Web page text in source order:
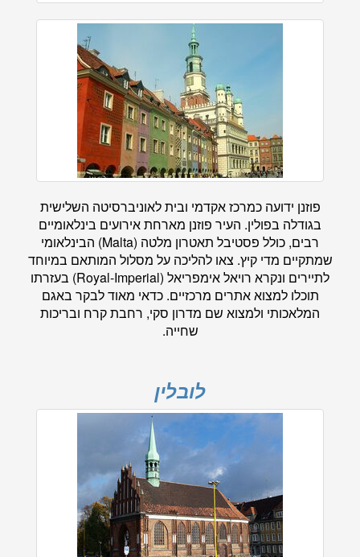
פוזנן ידועה כמרכז אקדמי ובית לאוניברסיטה השלישית
בגודלה בפולין. העיר פוזנן מארחת אירועים בינלאומיים
רבים, כולל פסטיבל תאטרון מלטה (Malta) הבינלאומי
שמתקיים מדי קיץ. צאו להליכה על מסלול המותאם במיוחד
לתיירים ונקרא רויאל אימפריאל (Royal-Imperial) בעזרתו
תוכלו למצוא אתרים מרכזיים. כדאי מאוד לבקר באגם
המלאכותי ולמצוא שם מדרון סקי, רחבת קרח ובריכות
שחייה.
לובלין